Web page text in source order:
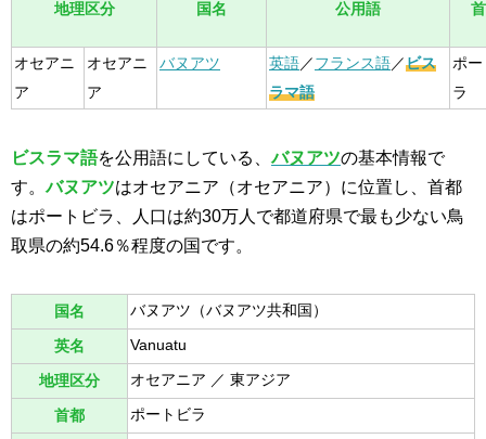
地理区分 国名 公用語
オセアニ
ア
オセアニ
ア
バヌアツ 英語／フランス語／ビス
ラマ語
ポ
ラ
ビスラマ語を公用語にしている、バヌアツの基本情報で
す。バヌアツはオセアニア（オセアニア）に位置し、首都
はポートビラ、人口は約30万人で都道府県で最も少ない鳥
取県の約54.6％程度の国です。
国名 バヌアツ（バヌアツ共和国）
英名 Vanuatu
地理区分 オセアニア ／ 東アジア
首都 ポートビラ